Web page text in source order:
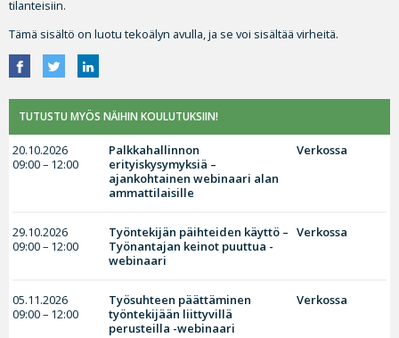
tilanteisiin.
Tämä sisältö on luotu tekoälyn avulla, ja se voi sisältää virheitä.
TUTUSTU MYÖS NÄIHIN KOULUTUKSIIN!
20.10.2026
09:00 – 12:00
Palkkahallinnon
erityiskysymyksiä –
ajankohtainen webinaari alan
ammattilaisille
Verkossa
29.10.2026
09:00 – 12:00
Työntekijän päihteiden käyttö –
Työnantajan keinot puuttua -
webinaari
Verkossa
05.11.2026
09:00 – 12:00
Työsuhteen päättäminen
työntekijään liittyvillä
perusteilla -webinaari
Verkossa